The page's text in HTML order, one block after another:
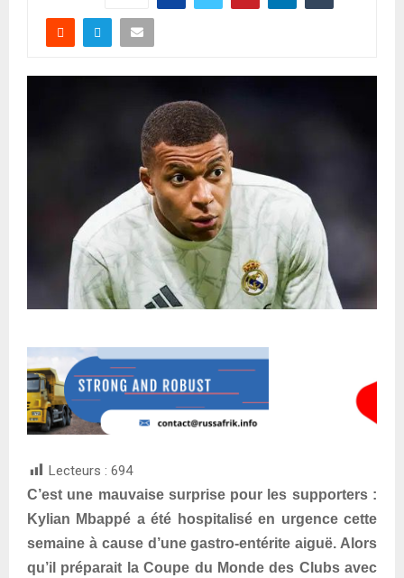
Lecteurs : 694
C’est une mauvaise surprise pour les supporters :
Kylian Mbappé a été hospitalisé en urgence cette
semaine à cause d’une gastro-entérite aiguë. Alors
qu’il préparait la Coupe du Monde des Clubs avec